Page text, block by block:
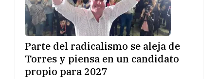
Parte del radicalismo se aleja de
Torres y piensa en un candidato
propio para 2027